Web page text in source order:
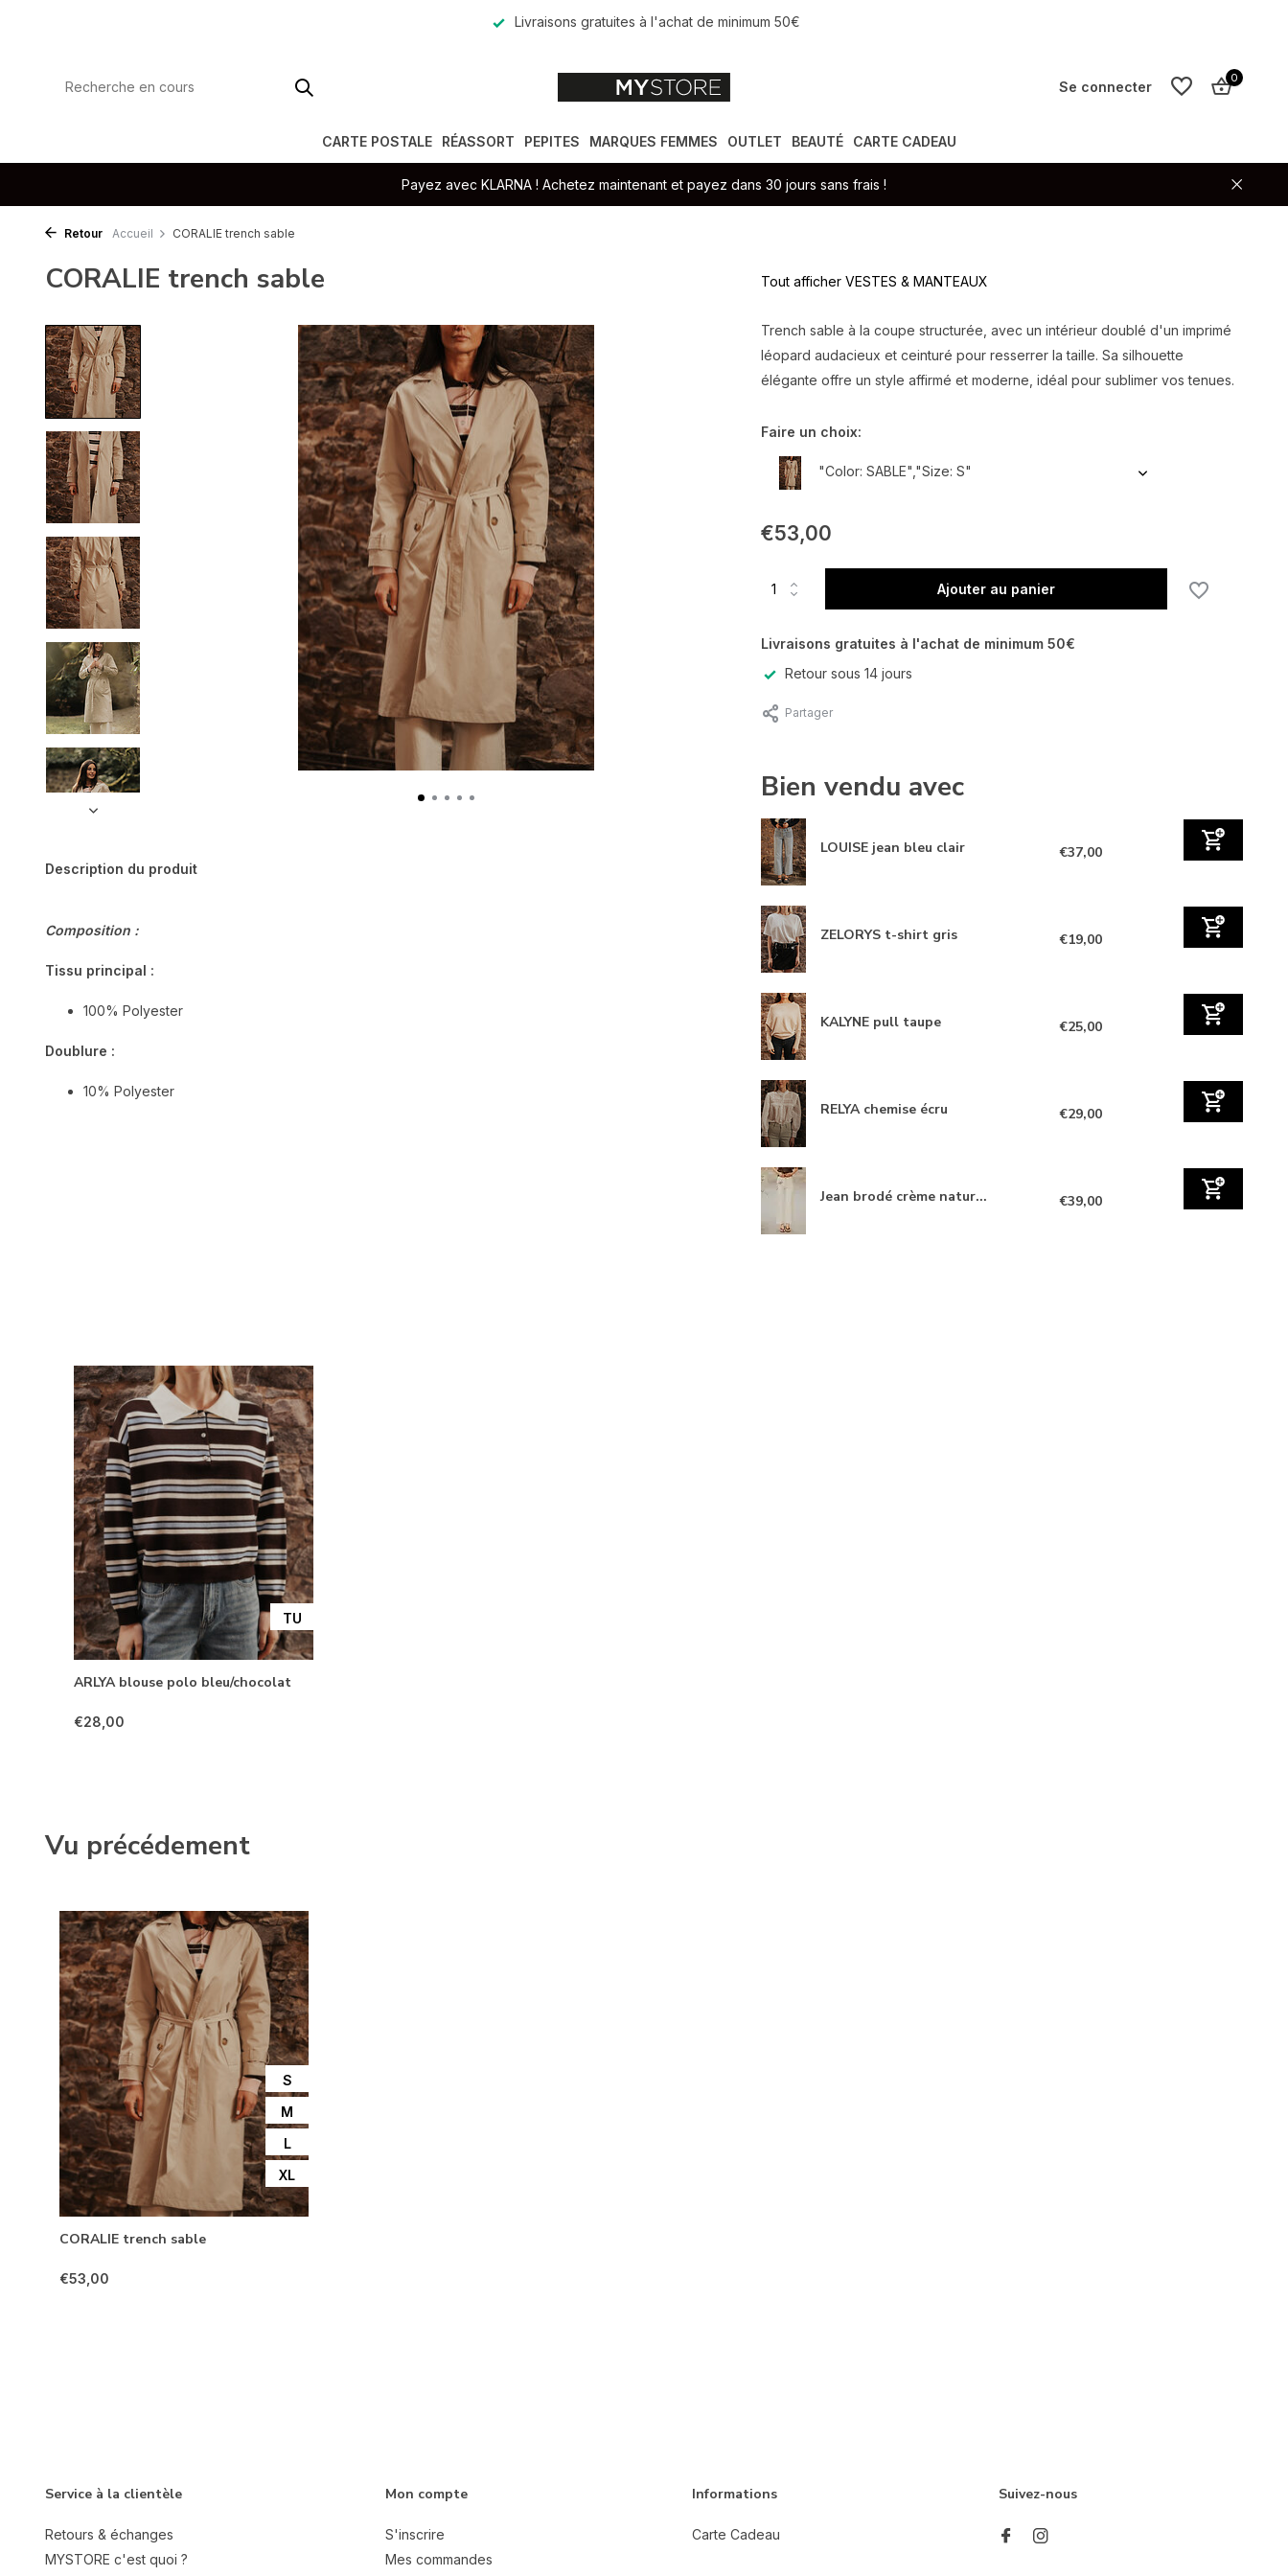
Livraisons gratuites à l'achat de minimum 50€
Se connecter
0
CARTE POSTALE RÉASSORT PEPITES MARQUES FEMMES OUTLET BEAUTÉ CARTE CADEAU
Payez avec KLARNA ! Achetez maintenant et payez dans 30 jours sans frais !
Retour Accueil CORALIE trench sable
CORALIE trench sable
Description du produit
Composition :
Tissu principal :
100% Polyester
Doublure :
10% Polyester
Tout afficher VESTES & MANTEAUX
Trench sable à la coupe structurée, avec un intérieur doublé d'un imprimé
léopard audacieux et ceinturé pour resserrer la taille. Sa silhouette
élégante offre un style affirmé et moderne, idéal pour sublimer vos tenues.
Faire un choix:
"Color: SABLE","Size: S"
€53,00
Ajouter au panier
Livraisons gratuites à l'achat de minimum 50€
Retour sous 14 jours
Partager
Bien vendu avec
LOUISE jean bleu clair €37,00
ZELORYS t-shirt gris €19,00
KALYNE pull taupe €25,00
RELYA chemise écru €29,00
Jean brodé crème natur... €39,00
TU
ARLYA blouse polo bleu/chocolat
€28,00
Vu précédement
S
M
L
XL
CORALIE trench sable
€53,00
Service à la clientèle
Retours & échanges
MYSTORE c'est quoi ?
Mon compte
S'inscrire
Mes commandes
Informations
Carte Cadeau
Suivez-nous